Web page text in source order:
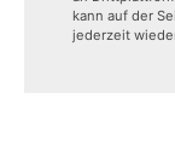
kann auf der
jederzeit